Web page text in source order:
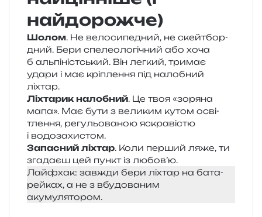
найдорожче)
Шолом. Не вело­си­пе­дний, не скейт­бор­
дний. Бери спе­ле­о­ло­гі­чний або хоча
б аль­пі­ніст­ський. Він лег­кий, три­має
удари і має крі­пле­н­ня під нало­бний
ліхтар.
Ліхтарик нало­бний. Це твоя «зоря­на
мапа». Має бути з вели­ким кутом осві­
тле­н­ня, регу­льо­ва­ною яскра­ві­стю
і водозахистом.
Запасний ліхтар. Коли пер­ший ляже, ти
зга­да­єш цей пункт із любов’ю.
Лайфхак: зав­жди бери ліхтар на бата­
рей­ках, а не з вбу­до­ва­ним
акумулятором.